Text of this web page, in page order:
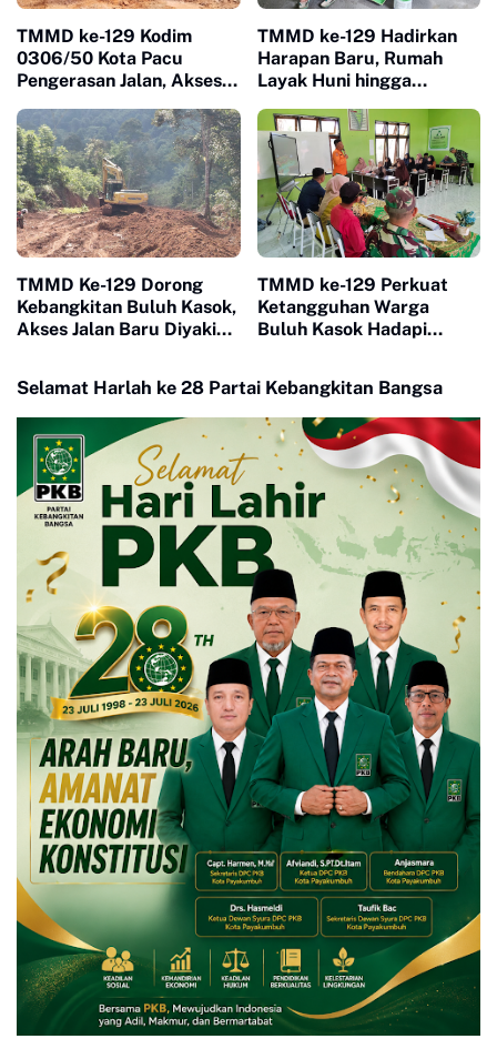
TMMD ke-129 Kodim
0306/50 Kota Pacu
Pengerasan Jalan, Akses
Mendekati Tuntas
TMMD ke-129 Hadirkan
Harapan Baru, Rumah
Layak Huni hingga
Kehidupan Warga Buluh
Kasok
TMMD Ke-129 Dorong
Kebangkitan Buluh Kasok,
Akses Jalan Baru Diyakini
TMMD ke-129 Perkuat
Ketangguhan Warga
Buluh Kasok Hadapi
Selamat Harlah ke 28 Partai Kebangkitan Bangsa